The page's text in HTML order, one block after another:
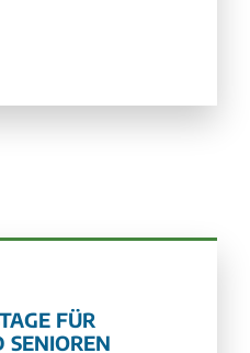
FÜR
SENIOREN